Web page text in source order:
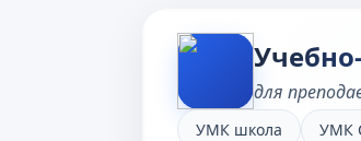
для
УМК школа УМК